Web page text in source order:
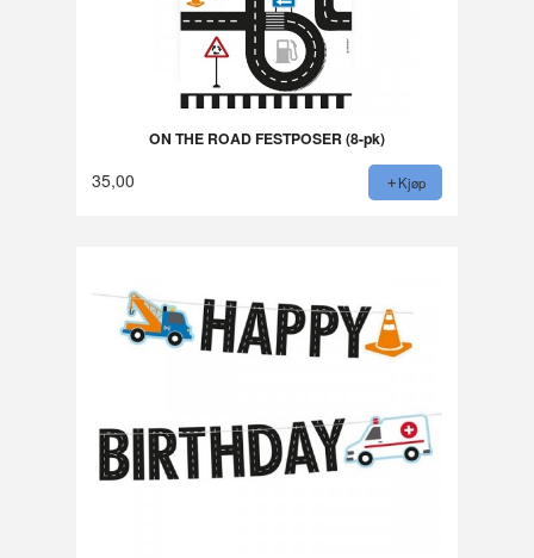
ON THE ROAD FESTPOSER (8-pk)
35,00 Kjøp